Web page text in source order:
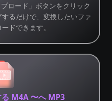
ロード」ボタンをクリック
るだけで、変換したいファ
ドできます。
M4A 〜へ MP3